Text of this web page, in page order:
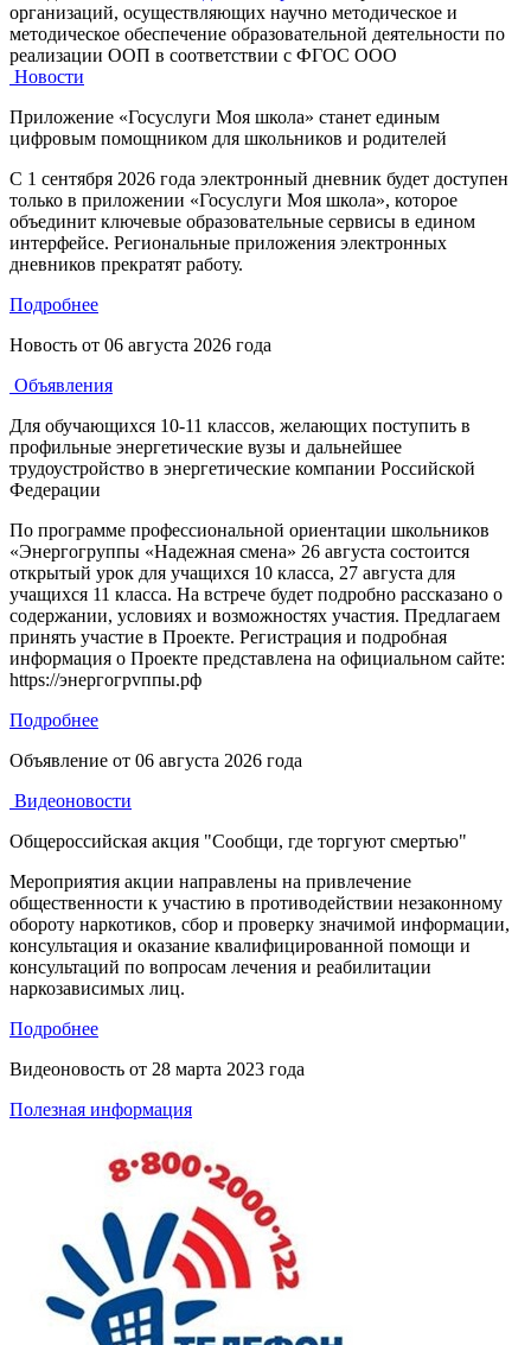
организаций, осуществляющих научно методическое и
методическое обеспечение образовательной деятельности по
реализации ООП в соответствии с ФГОС ООО
Новости
Приложение «Госуслуги Моя школа» станет единым
цифровым помощником для школьников и родителей
С 1 сентября 2026 года электронный дневник будет доступен
только в приложении «Госуслуги Моя школа», которое
объединит ключевые образовательные сервисы в едином
интерфейсе. Региональные приложения электронных
дневников прекратят работу.
Подробнее
Новость от 06 августа 2026 года
Объявления
Для обучающихся 10-11 классов, желающих поступить в
профильные энергетические вузы и дальнейшее
трудоустройство в энергетические компании Российской
Федерации
По программе профессиональной ориентации школьников
«Энергогруппы «Надежная смена» 26 августа состоится
открытый урок для учащихся 10 класса, 27 августа для
учащихся 11 класса. На встрече будет подробно рассказано о
содержании, условиях и возможностях участия. Предлагаем
принять участие в Проекте. Регистрация и подробная
информация о Проекте представлена на официальном сайте:
https://энергогрvппы.рф
Подробнее
Объявление от 06 августа 2026 года
Видеоновости
Общероссийская акция "Сообщи, где торгуют смертью"
Мероприятия акции направлены на привлечение
общественности к участию в противодействии незаконному
обороту наркотиков, сбор и проверку значимой информации,
консультация и оказание квалифицированной помощи и
консультаций по вопросам лечения и реабилитации
наркозависимых лиц.
Подробнее
Видеоновость от 28 марта 2023 года
Полезная информация